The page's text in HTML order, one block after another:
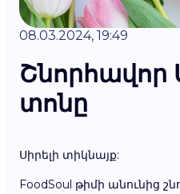
08.03.2024, 19:49
տոնը
Սիրելի տիկնայք:
FoodSoul թիմի անունից